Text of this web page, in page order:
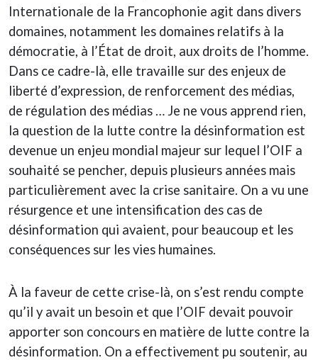
Internationale de la Francophonie agit dans divers
domaines, notamment les domaines relatifs à la
démocratie, à l’État de droit, aux droits de l’homme.
Dans ce cadre-là, elle travaille sur des enjeux de
liberté d’expression, de renforcement des médias,
de régulation des médias … Je ne vous apprend rien,
la question de la lutte contre la désinformation est
devenue un enjeu mondial majeur sur lequel l’OIF a
souhaité se pencher, depuis plusieurs années mais
particulièrement avec la crise sanitaire. On a vu une
résurgence et une intensification des cas de
désinformation qui avaient, pour beaucoup et les
conséquences sur les vies humaines.
À la faveur de cette crise-là, on s’est rendu compte
qu’il y avait un besoin et que l’OIF devait pouvoir
apporter son concours en matière de lutte contre la
désinformation. On a effectivement pu soutenir, au